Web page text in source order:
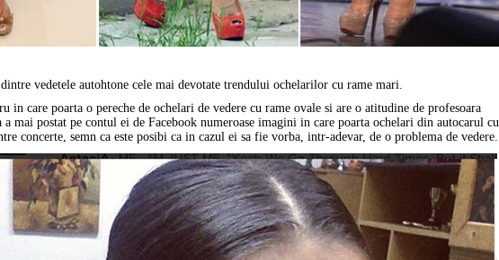
vedetele autohtone cele mai devotate trendului ochelarilor cu rame mari.
in care poarta o pereche de ochelari de vedere cu rame ovale si are o atitudine de profesoara
a mai postat pe contul ei de Facebook numeroase imagini in care poarta ochelari din autocarul cu
concerte, semn ca este posibi ca in cazul ei sa fie vorba, intr-adevar, de o problema de vedere.